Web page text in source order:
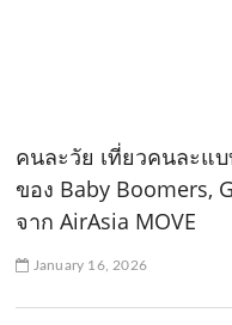
คนละวัย เที่ยวคนละแ
ของ Baby Boomers,
จาก AirAsia MOVE
January 16, 2026